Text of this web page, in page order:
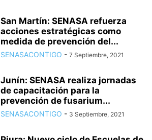
San Martín: SENASA refuerza
acciones estratégicas como
medida de prevención del...
SENASACONTIGO - 7 Septiembre, 2021
Junín: SENASA realiza jornadas
de capacitación para la
prevención de fusarium...
SENASACONTIGO - 3 Septiembre, 2021